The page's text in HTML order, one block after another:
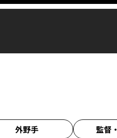
外野手 監督・